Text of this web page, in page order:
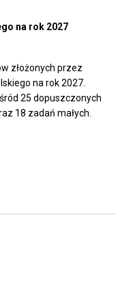
na rok 2027
złożonych przez
na rok 2027.
25 dopuszczonych
18 zadań małych.